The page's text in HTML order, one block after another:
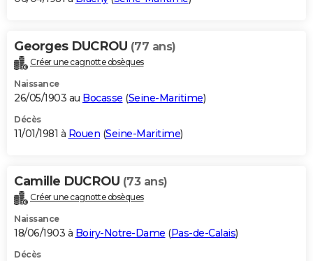
Georges DUCROU (77 ans)
Créer une cagnotte obsèques
Naissance
26/05/1903 au Bocasse (Seine-Maritime)
Décès
11/01/1981 à Rouen (Seine-Maritime)
Camille DUCROU (73 ans)
Créer une cagnotte obsèques
Naissance
18/06/1903 à Boiry-Notre-Dame (Pas-de-Calais)
Décès